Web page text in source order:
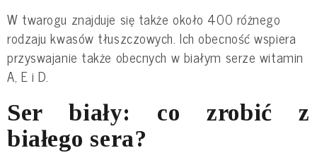
W twarogu znajduje się także około 400 różnego
rodzaju kwasów tłuszczowych. Ich obecność wspiera
przyswajanie także obecnych w białym serze witamin
A, E i D.
Ser biały: co zrobić z
białego sera?